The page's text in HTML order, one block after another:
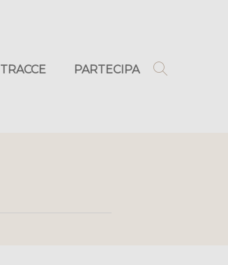
TRACCE PARTECIPA